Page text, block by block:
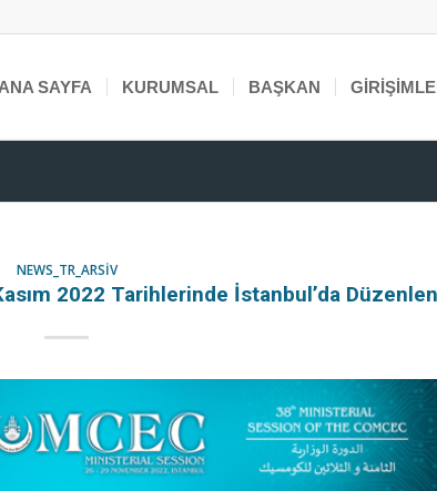
ANA SAYFA KURUMSAL BAŞKAN
NEWS_TR_ARSIV
2022 Tarihlerinde İstanbul’da